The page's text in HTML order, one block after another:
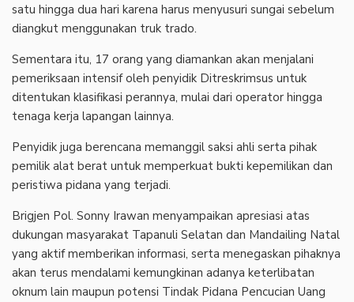
satu hingga dua hari karena harus menyusuri sungai sebelum
diangkut menggunakan truk trado.
Sementara itu, 17 orang yang diamankan akan menjalani
pemeriksaan intensif oleh penyidik Ditreskrimsus untuk
ditentukan klasifikasi perannya, mulai dari operator hingga
tenaga kerja lapangan lainnya.
Penyidik juga berencana memanggil saksi ahli serta pihak
pemilik alat berat untuk memperkuat bukti kepemilikan dan
peristiwa pidana yang terjadi.
Brigjen Pol. Sonny Irawan menyampaikan apresiasi atas
dukungan masyarakat Tapanuli Selatan dan Mandailing Natal
yang aktif memberikan informasi, serta menegaskan pihaknya
akan terus mendalami kemungkinan adanya keterlibatan
oknum lain maupun potensi Tindak Pidana Pencucian Uang